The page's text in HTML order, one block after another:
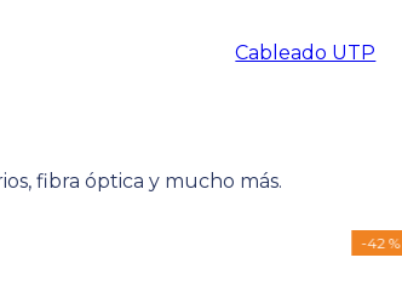
Cableado UTP
fibra óptica y mucho más.
-42 %